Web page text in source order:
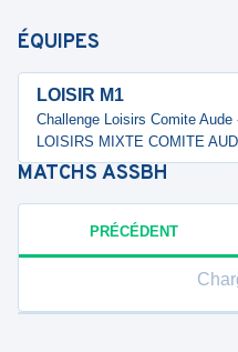
ÉQUIPES
LOISIR M1
Challenge Loisirs Comite
LOISIRS MIXTE COMITE
MATCHS ASSBH
PRÉCÉDENT